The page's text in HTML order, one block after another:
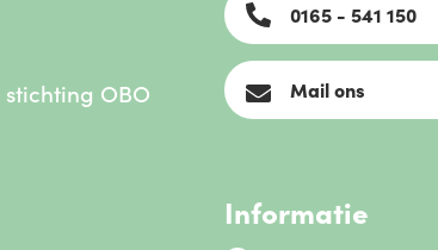
stichting OBO
0165 - 541 150
Mail ons
Informatie